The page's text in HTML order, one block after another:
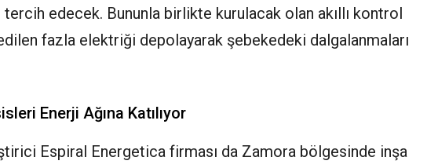
edecek. Bununla birlikte kurulacak olan akıllı kontrol
fazla elektriği depolayarak şebekedeki dalgalanmaları
Enerji Ağına Katılıyor
Espiral Energetica firması da Zamora bölgesinde inşa